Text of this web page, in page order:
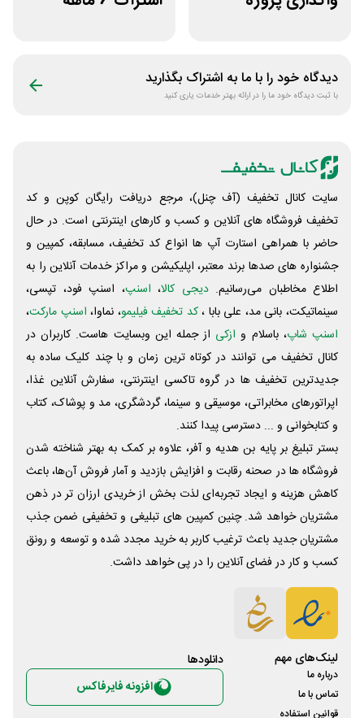
دیدگاه خود را با ما به اشتراک بگذارید
با ثبت دیدگاه خود ما را در ارائه بهتر خدمات یاری کنید
سایت کانال تخفیف (آف چنل)، مرجع دریافت رایگان کوپن و کد
تخفیف فروشگاه های آنلاین و کسب و‌ کارهای اینترنتی است. در حال
حاضر با همراهی استارت آپ ها انواع کد تخفیف، مسابقه، کمپین و
جشنواره های صدها برند معتبر، اپلیکیشن و مراکز خدمات آنلاین را به
اطلاع مخاطبان می‌رسانیم. دیجی کالا، اسنپ، اسنپ فود، تپسی،
سینماتیکت، بانی مد، علی‌ بابا ،کد تخفیف فیلیمو، نماوا، اسنپ مارکت،
اسنپ شاپ، باسلام و ازکی از جمله این وبسایت ‌هاست. کاربران در
کانال تخفیف می توانند در کوتاه ترین زمان و با چند کلیک ساده به
جدیدترین تخفیف ها در گروه تاکسی اینترنتی، سفارش آنلاین غذا،
اپراتورهای مخابراتی، موسیقی و سینما، گردشگری، مد و پوشاک، کتاب
و کتابخوانی و ... دسترسی پیدا کنند.
بستر تبلیغ بر پایه بن هدیه و آفر، علاوه بر کمک به بهتر شناخته شدن
فروشگاه ها در صحنه رقابت و افزایش بازدید و آمار فروش آن‌ها، باعث
کاهش هزینه و ایجاد تجربه‌ای لذت بخش از خریدی ارزان تر در ذهن
مشتریان خواهد شد. چنین کمپین های تبلیغی و تخفیفی ضمن جذب
مشتریان جدید باعث ترغیب کاربر به خرید مجدد شده و توسعه و رونق
کسب و کار در فضای آنلاین را در پی خواهد داشت.
لینک‌های مهم
درباره ما
تماس با ما
قوانین استفاده
دانلود‌ها
افزونه فایرفاکس